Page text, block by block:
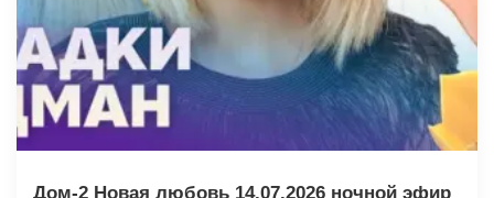
Дом-2 Новая любовь 14.07.2026 ночной эфир